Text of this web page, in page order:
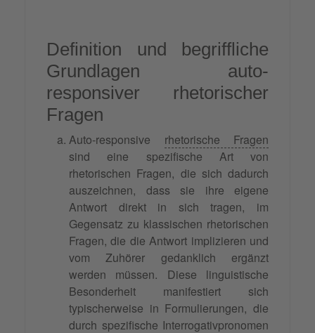
Definition und begriffliche
Grundlagen auto-
responsiver rhetorischer
Fragen
Auto-responsive rhetorische Fragen
sind eine spezifische Art von
rhetorischen Fragen, die sich dadurch
auszeichnen, dass sie ihre eigene
Antwort direkt in sich tragen, im
Gegensatz zu klassischen rhetorischen
Fragen, die die Antwort implizieren und
vom Zuhörer gedanklich ergänzt
werden müssen. Diese linguistische
Besonderheit manifestiert sich
typischerweise in Formulierungen, die
durch spezifische Interrogativpronomen